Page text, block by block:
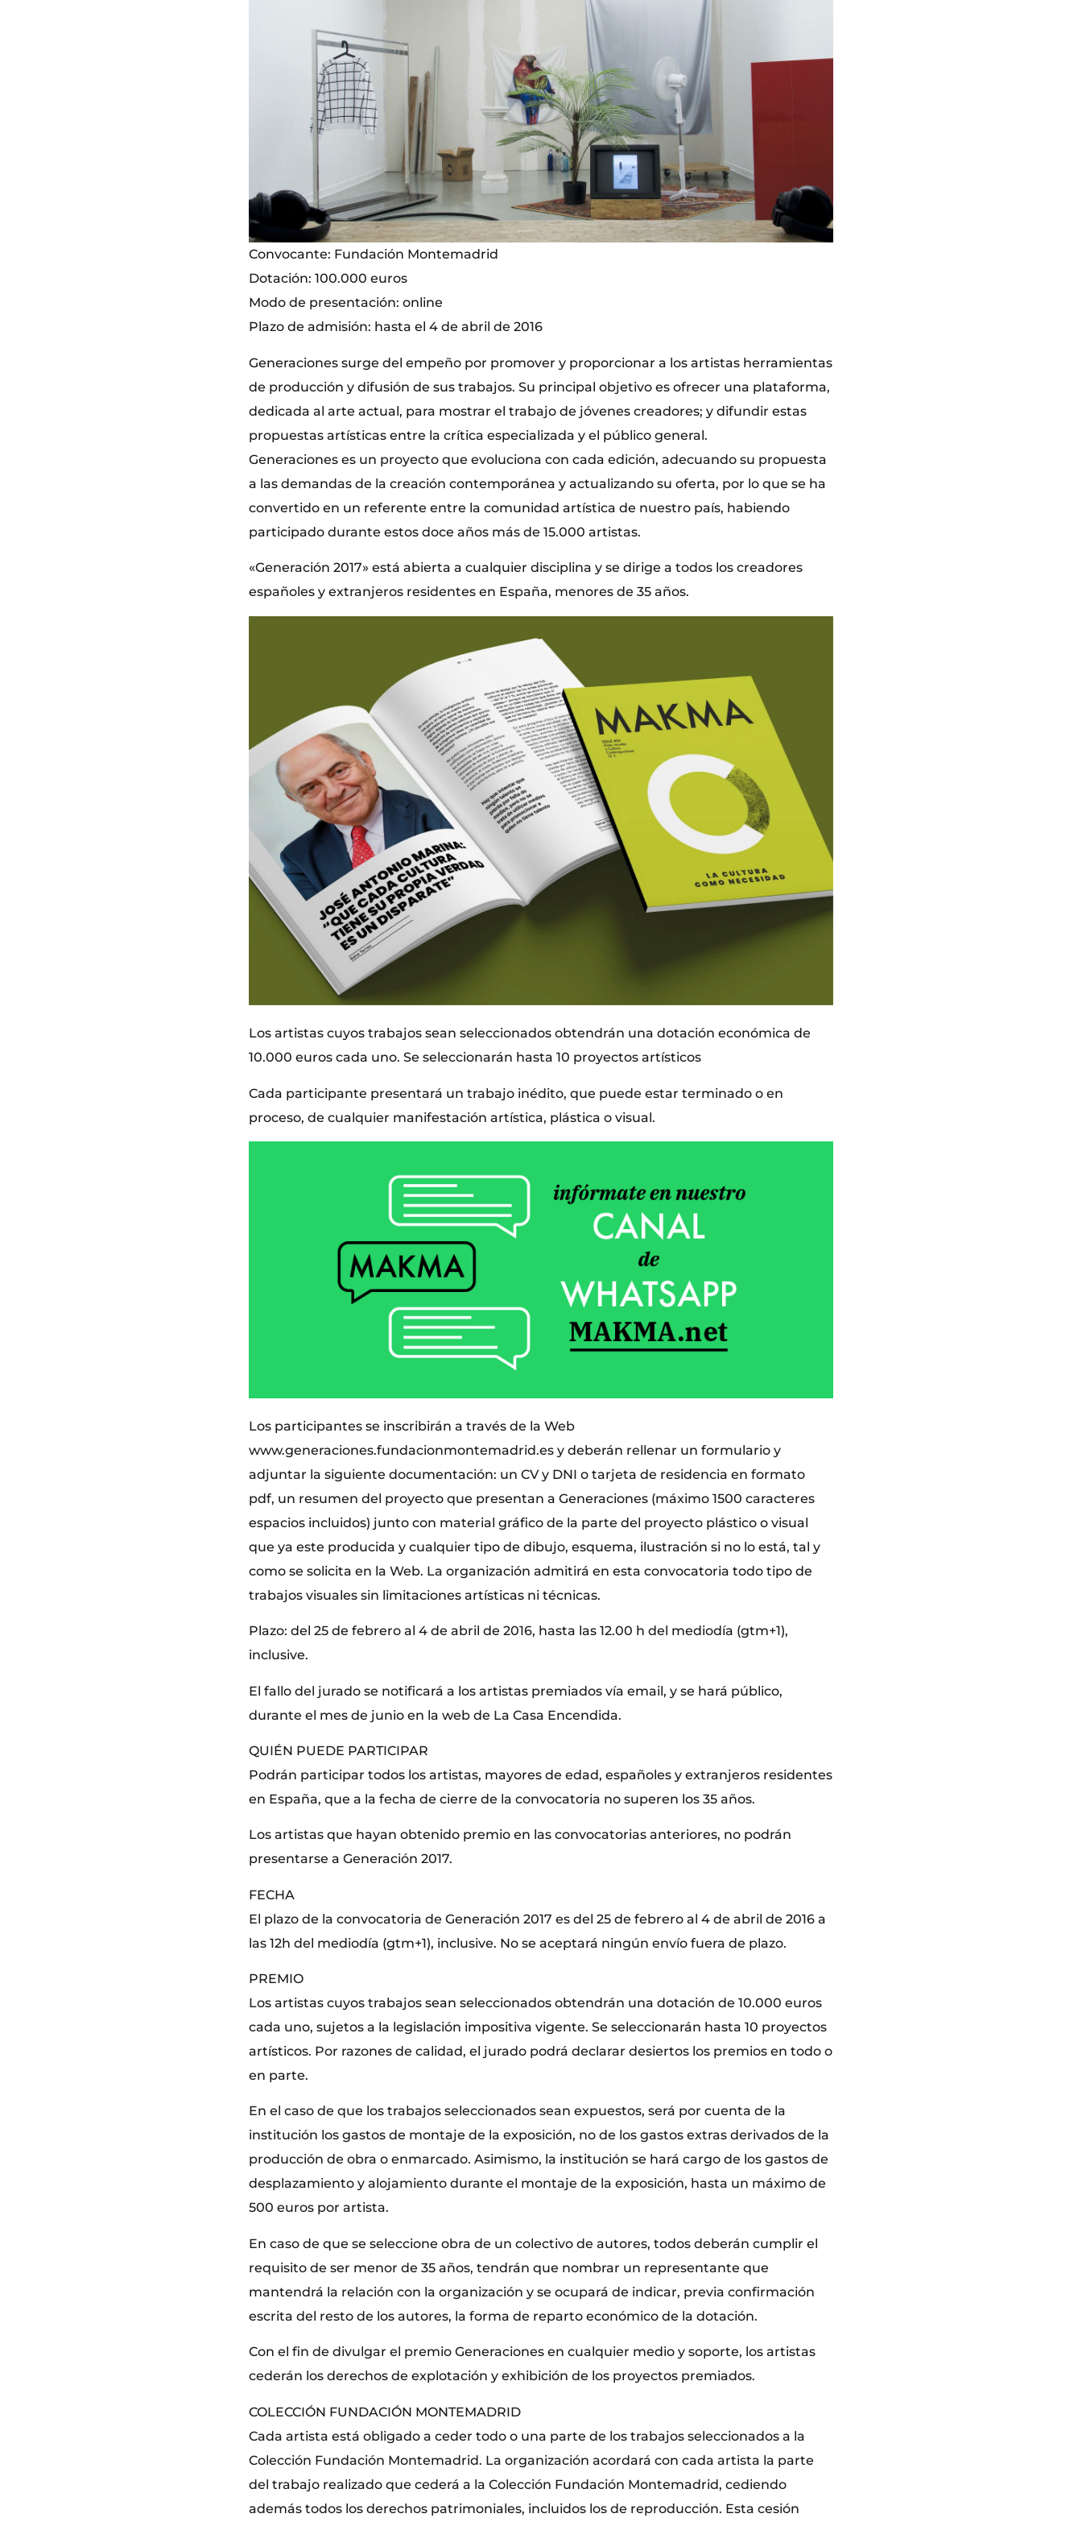
Convocante: Fundación Montemadrid
Dotación: 100.000 euros
Modo de presentación: online
Plazo de admisión: hasta el 4 de abril de 2016
Generaciones surge del empeño por promover y proporcionar a los artistas herramientas
de producción y difusión de sus trabajos. Su principal objetivo es ofrecer una plataforma,
dedicada al arte actual, para mostrar el trabajo de jóvenes creadores; y difundir estas
propuestas artísticas entre la crítica especializada y el público general.
Generaciones es un proyecto que evoluciona con cada edición, adecuando su propuesta
a las demandas de la creación contemporánea y actualizando su oferta, por lo que se ha
convertido en un referente entre la comunidad artística de nuestro país, habiendo
participado durante estos doce años más de 15.000 artistas.
«Generación 2017» está abierta a cualquier disciplina y se dirige a todos los creadores
españoles y extranjeros residentes en España, menores de 35 años.
Los artistas cuyos trabajos sean seleccionados obtendrán una dotación económica de
10.000 euros cada uno. Se seleccionarán hasta 10 proyectos artísticos
Cada participante presentará un trabajo inédito, que puede estar terminado o en
proceso, de cualquier manifestación artística, plástica o visual.
Los participantes se inscribirán a través de la Web
www.generaciones.fundacionmontemadrid.es y deberán rellenar un formulario y
adjuntar la siguiente documentación: un CV y DNI o tarjeta de residencia en formato
pdf, un resumen del proyecto que presentan a Generaciones (máximo 1500 caracteres
espacios incluidos) junto con material gráfico de la parte del proyecto plástico o visual
que ya este producida y cualquier tipo de dibujo, esquema, ilustración si no lo está, tal y
como se solicita en la Web. La organización admitirá en esta convocatoria todo tipo de
trabajos visuales sin limitaciones artísticas ni técnicas.
Plazo: del 25 de febrero al 4 de abril de 2016, hasta las 12.00 h del mediodía (gtm+1),
inclusive.
El fallo del jurado se notificará a los artistas premiados vía email, y se hará público,
durante el mes de junio en la web de La Casa Encendida.
QUIÉN PUEDE PARTICIPAR
Podrán participar todos los artistas, mayores de edad, españoles y extranjeros residentes
en España, que a la fecha de cierre de la convocatoria no superen los 35 años.
Los artistas que hayan obtenido premio en las convocatorias anteriores, no podrán
presentarse a Generación 2017.
FECHA
El plazo de la convocatoria de Generación 2017 es del 25 de febrero al 4 de abril de 2016 a
las 12h del mediodía (gtm+1), inclusive. No se aceptará ningún envío fuera de plazo.
PREMIO
Los artistas cuyos trabajos sean seleccionados obtendrán una dotación de 10.000 euros
cada uno, sujetos a la legislación impositiva vigente. Se seleccionarán hasta 10 proyectos
artísticos. Por razones de calidad, el jurado podrá declarar desiertos los premios en todo o
en parte.
En el caso de que los trabajos seleccionados sean expuestos, será por cuenta de la
institución los gastos de montaje de la exposición, no de los gastos extras derivados de la
producción de obra o enmarcado. Asimismo, la institución se hará cargo de los gastos de
desplazamiento y alojamiento durante el montaje de la exposición, hasta un máximo de
500 euros por artista.
En caso de que se seleccione obra de un colectivo de autores, todos deberán cumplir el
requisito de ser menor de 35 años, tendrán que nombrar un representante que
mantendrá la relación con la organización y se ocupará de indicar, previa confirmación
escrita del resto de los autores, la forma de reparto económico de la dotación.
Con el fin de divulgar el premio Generaciones en cualquier medio y soporte, los artistas
cederán los derechos de explotación y exhibición de los proyectos premiados.
COLECCIÓN FUNDACIÓN MONTEMADRID
Cada artista está obligado a ceder todo o una parte de los trabajos seleccionados a la
Colección Fundación Montemadrid. La organización acordará con cada artista la parte
del trabajo realizado que cederá a la Colección Fundación Montemadrid, cediendo
además todos los derechos patrimoniales, incluidos los de reproducción. Esta cesión